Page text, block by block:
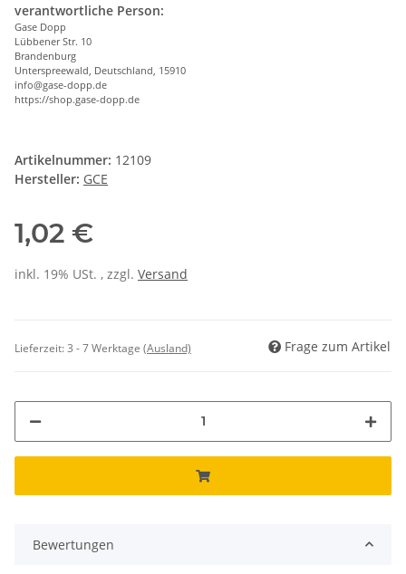
verantwortliche Person:
Gase Dopp
Lübbener Str. 10
Brandenburg
Unterspreewald, Deutschland, 15910
info@gase-dopp.de
https://shop.gase-dopp.de
Artikelnummer: 12109
Hersteller: GCE
1,02 €
inkl. 19% USt. , zzgl. Versand
Lieferzeit:3 - 7 Werktage (Ausland) Frage zum Artikel
Bewertungen